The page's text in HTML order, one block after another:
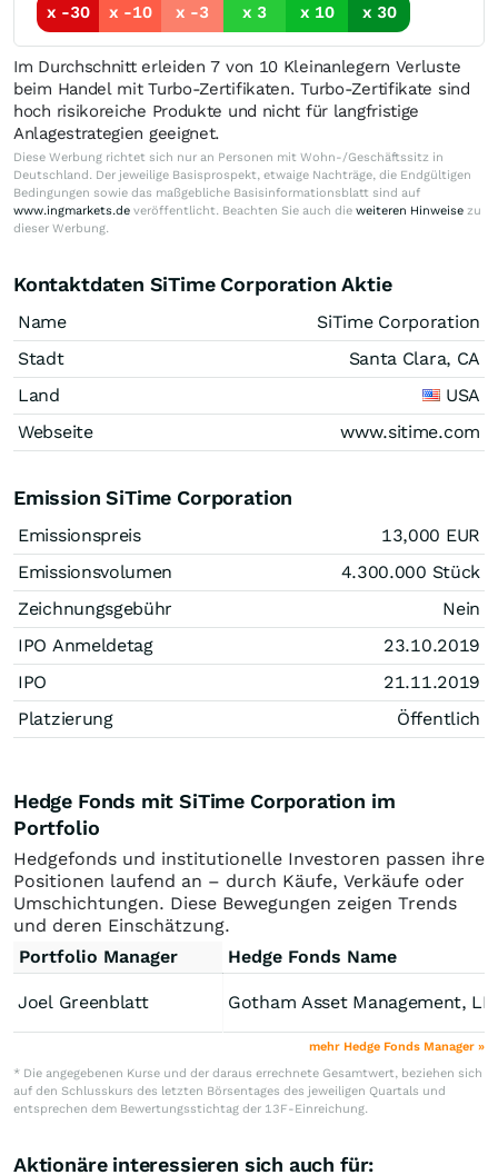
x -30
x -10 x -3 x 3 x 10 x 30
Im Durchschnitt erleiden 7 von 10 Kleinanlegern Verluste
beim Handel mit Turbo-Zertifikaten. Turbo-Zertifikate sind
hoch risikoreiche Produkte und nicht für langfristige
Anlagestrategien geeignet.
Diese Werbung richtet sich nur an Personen mit Wohn-/Geschäftssitz in
Deutschland. Der jeweilige Basisprospekt, etwaige Nachträge, die Endgültigen
Bedingungen sowie das maßgebliche Basisinformationsblatt sind auf
www.ingmarkets.de veröffentlicht. Beachten Sie auch die weiteren Hinweise zu
dieser Werbung.
Kontaktdaten SiTime Corporation Aktie
Name
SiTime Corporation
Stadt
Santa Clara, CA
Land
USA
Webseite
www.sitime.com
Emission SiTime Corporation
Emissionspreis 13,000 EUR
Emissionsvolumen
4.300.000 Stück
Zeichnungsgebühr
Nein
IPO Anmeldetag
23.10.2019
IPO
21.11.2019
Platzierung
Öffentlich
Hedge Fonds mit SiTime Corporation im
Portfolio
Hedgefonds und institutionelle Investoren passen ihre
Positionen laufend an – durch Käufe, Verkäufe oder
Umschichtungen. Diese Bewegungen zeigen Trends
und deren Einschätzung.
Portfolio Manager
Hedge Fonds Name
Joel Greenblatt Gotham Asset Management,
mehr Hedge Fonds Manager »
* Die angegebenen Kurse und der daraus errechnete Gesamtwert, beziehen sich
auf den Schlusskurs des letzten Börsentages des jeweiligen Quartals und
entsprechen dem Bewertungsstichtag der 13F-Einreichung.
Aktionäre interessieren sich auch für: